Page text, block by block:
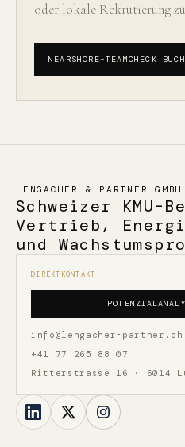
oder lokale Rekrutierung
NEARSHORE-TEAMCHECK
LENGACHER & PARTNER GMBH
Schweizer
Vertrieb,
und
DIREKTKONTAKT
info@lengacher-partner.ch
+41 77 265 88 07
Ritterstrasse 16 · 6014